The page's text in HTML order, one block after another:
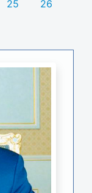
25 26